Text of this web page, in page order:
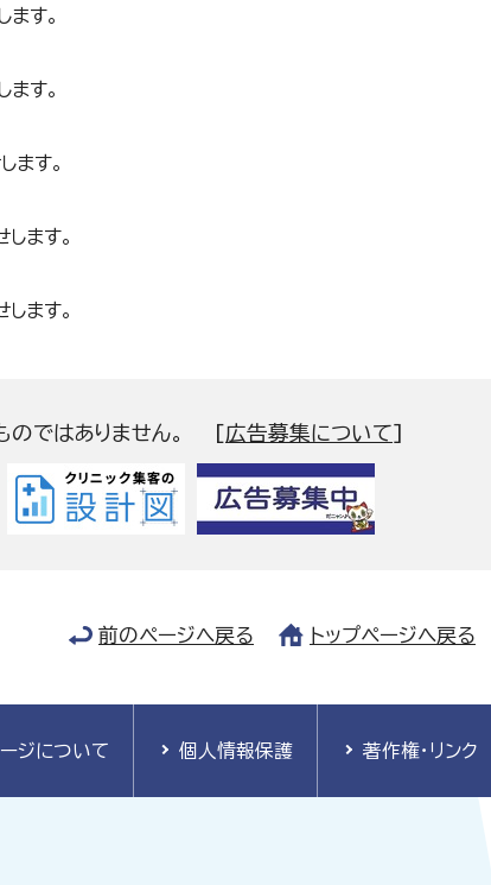
す。
す。
ます。
ます。
ます。
ではありません。 [広告募集について]
前のページへ戻る トップページへ戻る
ジについて 個人情報保護 著作権・リンク